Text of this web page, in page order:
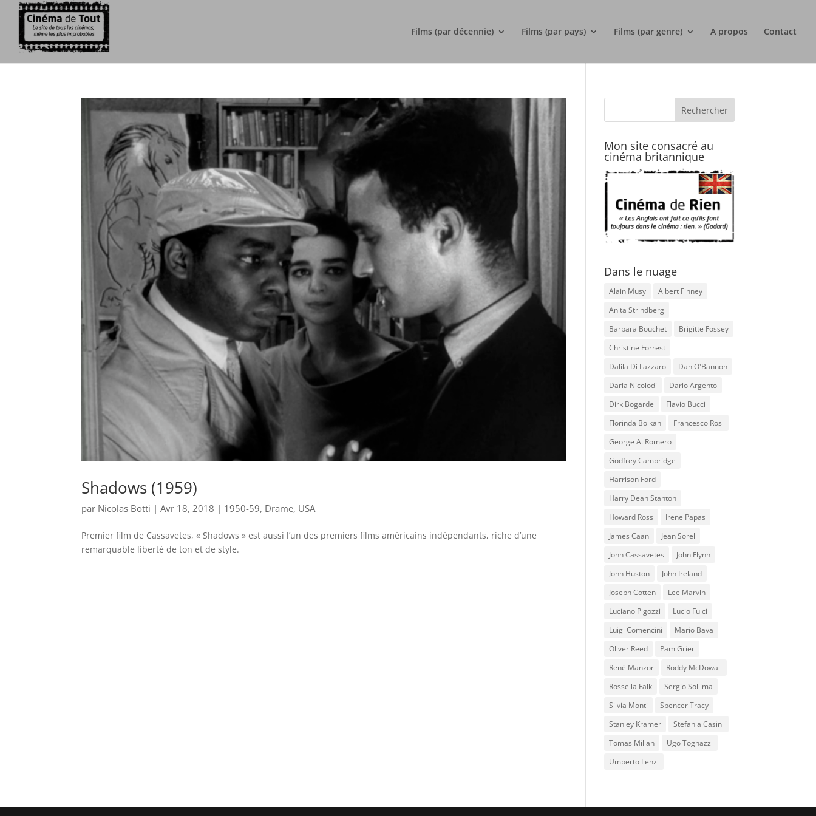
Films (par décennie) Films (par pays) Films (par genre) A propos Contact
Shadows (1959)
par Nicolas Botti |Avr 18, 2018 | 1950-59, Drame, USA
Premier film de Cassavetes, « Shadows » est aussi l’un des premiers films américains indépendants, riche d’une
remarquable liberté de ton et de style.
Mon site consacré au
cinéma britannique
Dans le nuage
Alain Musy
Albert Finney
Anita Strindberg
Barbara Bouchet
Brigitte Fossey
Christine Forrest
Dalila Di Lazzaro
Dan O'Bannon
Daria Nicolodi
Dario Argento
Dirk Bogarde
Flavio Bucci
Florinda Bolkan
Francesco Rosi
George A. Romero
Godfrey Cambridge
Harrison Ford
Harry Dean Stanton
Howard Ross
Irene Papas
James Caan
Jean Sorel
John Cassavetes
John Flynn
John Huston
John Ireland
Joseph Cotten
Lee Marvin
Luciano Pigozzi
Lucio Fulci
Luigi Comencini
Mario Bava
Oliver Reed
Pam Grier
René Manzor
Roddy McDowall
Rossella Falk
Sergio Sollima
Silvia Monti
Spencer Tracy
Stanley Kramer
Stefania Casini
Tomas Milian
Ugo Tognazzi
Umberto Lenzi